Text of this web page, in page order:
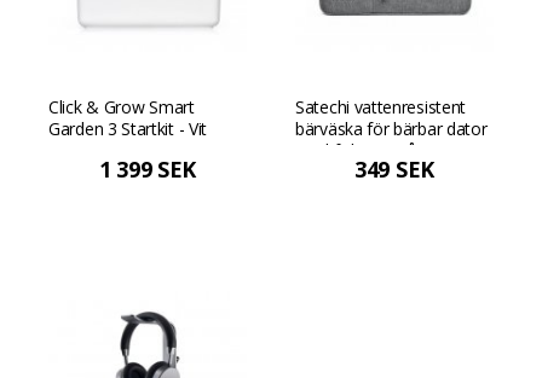
Click & Grow Smart
Garden 3 Startkit - Vit
1 399 SEK
Satechi vattenresistent
bärväska för bärbar dator
med fickor - Grå
349 SEK